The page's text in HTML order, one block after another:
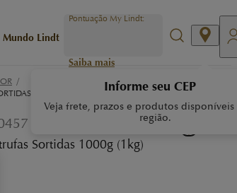
Mundo Lindt
Pontuação My Lindt:
Saiba mais
Informe seu CEP
Veja frete, prazos e produtos disponíveis
região.
/
1000G (1KG)
Sortidas 1000g (1kg)